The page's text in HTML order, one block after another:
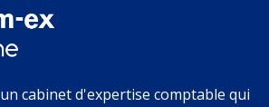
cabinet d'expertise comptable qui